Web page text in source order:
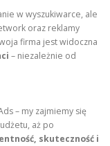
w wyszukiwarce, ale
oraz reklamy
firma jest widoczna
– niezależnie od
– my zajmiemy się
aż po
skuteczność i